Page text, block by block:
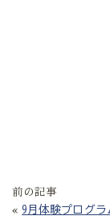
前の記事
«9月体験プログラ